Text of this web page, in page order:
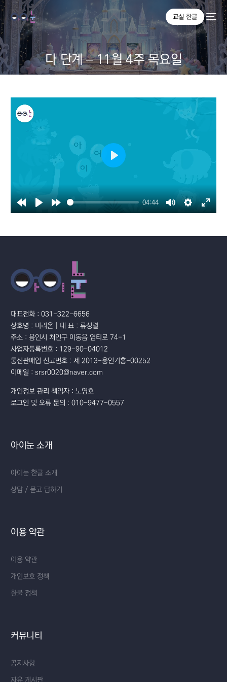
교실 한글
다 단계 – 11월 4주 목요일
Rewind
Play Forward
04:44
MuteSettings
Enter
Play
대표전화 : 031-322-6656
상호명 : 미리온 | 대 표 : 류성렬
주소 : 용인시 처인구 이동읍 염티로 74-1
사업자등록번호 : 129-90-04012
통신판매업 신고번호 : 제 2013-용인기흥-00252
이메일 : srsr0020@naver.com
개인정보 관리 책임자 : 노영호
로그인 및 오류 문의 : 010-9477-0557
아이눈 소개
아이눈 한글 소개
상담 / 묻고 답하기
이용 약관
이용 약관
개인보호 정책
환불 정책
커뮤니티
공지사항
자유 게시판